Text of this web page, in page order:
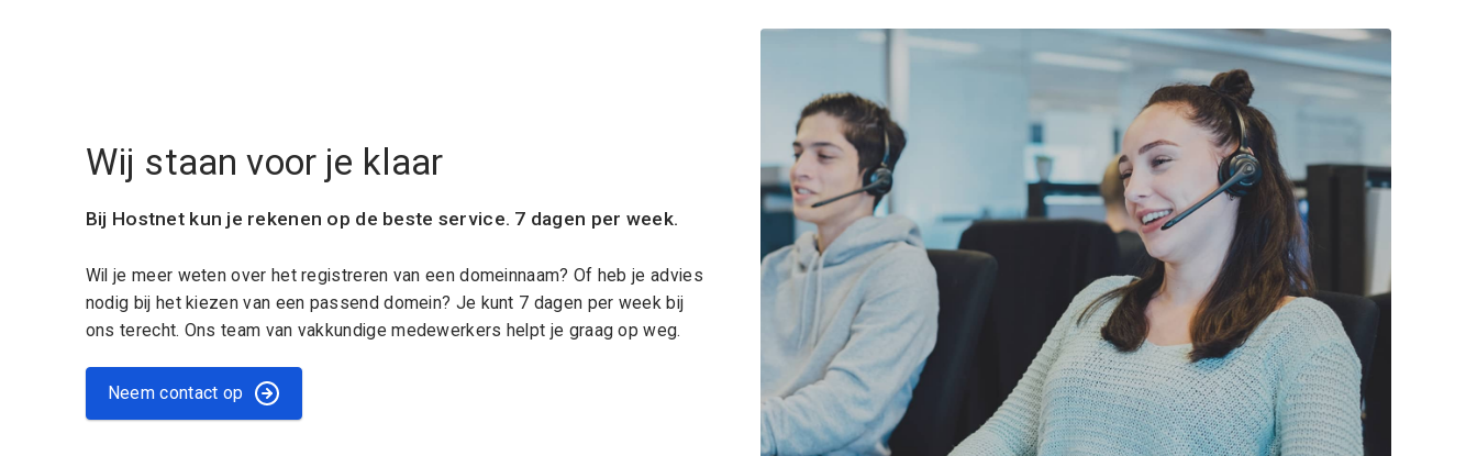
Wij staan voor je klaar
Bij Hostnet kun je rekenen op de beste service. 7 dagen per week.
Wil je meer weten over het registreren van een domeinnaam? Of heb je advies
nodig bij het kiezen van een passend domein? Je kunt 7 dagen per week bij
ons terecht. Ons team van vakkundige medewerkers helpt je graag op weg.
Neem contact op